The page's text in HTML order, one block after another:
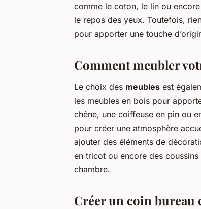
comme le coton, le lin ou
le repos des yeux. Toutefois,
pour apporter une touche
Comment meubler
Le choix des meubles est
les meubles en bois pour
chêne, une coiffeuse en pin ou
pour créer une atmosphère
ajouter des éléments de
en tricot ou encore des
chambre.
Créer un coin bureau